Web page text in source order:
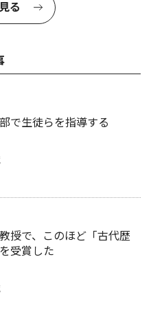
る
で生徒らを指導する
授で、このほど「古代歴
受賞した